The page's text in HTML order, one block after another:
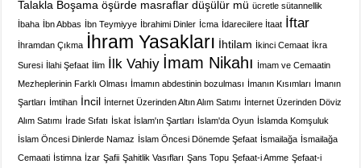
Talakla Boşama öşürde masraflar düşülür mü ücretle sütannellik
İbaha İbn Abbas İbn Teymiyye İbrahimi Dinler İcma İdarecilere İtaat İftar
İhramdan Çıkma İhram Yasakları İhtilam İkinci Cemaat İkra
Suresi İlahi Şefaat İlim İlk Vahiy İmam Nikahı İmam ve Cemaatin
Mezheplerinin Farklı Olması İmamın abdestinin bozulması İmanın Kısımları İmanın
Şartları İmtihan İncil İnternet Üzerinden Altın Alım Satımı İnternet Üzerinden Döviz
Alım Satımı İrade Sıfatı İskat İslam'ın Şartları İslam'da Oyun İslamda Komşuluk
İslam Öncesi Dinlerde Namaz İslam Öncesi Dönemde Şefaat İsmailağa İsmailağa
Cemaati İstimna İzar Şafii Şahitlik Vasıfları Şans Topu Şefaat-i Amme Şefaat-i